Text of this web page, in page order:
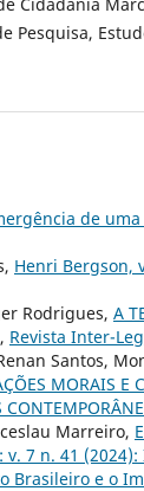
Pesquisa,
de
Henri Bergson,
Rodrigues, A
, Revista Inter-
Santos,
MORAIS E
Marreiro,
v. 7 n. 41
Brasileiro e o